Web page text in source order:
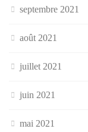
septembre 2021
août 2021
juillet 2021
juin 2021
mai 2021